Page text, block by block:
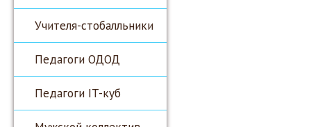
Учителя-стобалльники
Педагоги ОДОД
Педагоги IT-куб